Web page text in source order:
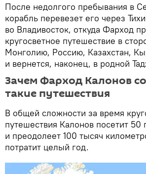
После недолгого пребывания в
корабль перевезет его через
во Владивосток, откуда Фарход
кругосветное путешествие в
Монголию, Россию, Казахстан,
и вернется, наконец, в родной
Зачем Фарход Калонов
такие путешествия
В общей сложности за время
путешествия Калонов посетит 50
и преодолеет 100 тысяч
потратит целый год.